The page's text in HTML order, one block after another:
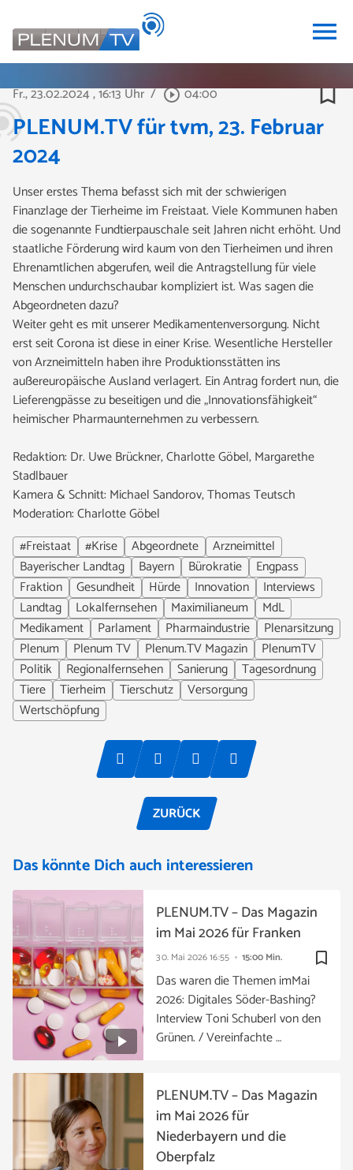
menu
Fr., 23.02.2024, 16:13 Uhr / play_circle_outline04:00 bookmark_border
PLENUM.TV für tvm, 23. Februar
2024
Unser erstes Thema befasst sich mit der schwierigen
Finanzlage der Tierheime im Freistaat. Viele Kommunen haben
die sogenannte Fundtierpauschale seit Jahren nicht erhöht. Und
staatliche Förderung wird kaum von den Tierheimen und ihren
Ehrenamtlichen abgerufen, weil die Antragstellung für viele
Menschen undurchschaubar kompliziert ist. Was sagen die
Abgeordneten dazu?
Weiter geht es mit unserer Medikamentenversorgung. Nicht
erst seit Corona ist diese in einer Krise. Wesentliche Hersteller
von Arzneimitteln haben ihre Produktionsstätten ins
außereuropäische Ausland verlagert. Ein Antrag fordert nun, die
Lieferengpässe zu beseitigen und die „Innovationsfähigkeit“
heimischer Pharmaunternehmen zu verbessern.
Redaktion: Dr. Uwe Brückner, Charlotte Göbel, Margarethe
Stadlbauer
Kamera & Schnitt: Michael Sandorov, Thomas Teutsch
Moderation: Charlotte Göbel
#Freistaat
#Krise Abgeordnete
Arzneimittel
Bayerischer Landtag
Bayern Bürokratie
Engpass
Fraktion
Gesundheit Hürde Innovation
Interviews
Landtag
Lokalfernsehen Maximilianeum
MdL
Medikament
Parlament Pharmaindustrie
Plenarsitzung
Plenum
Plenum TV Plenum.TV Magazin
PlenumTV
Politik
Regionalfernsehen Sanierung
Tagesordnung
Tiere
Tierheim Tierschutz
Versorgung
Wertschöpfung
ZURÜCK
Das könnte Dich auch interessieren
bookmark_border
30. Mai 202616:55 15:00 Min.
PLENUM.TV – Das Magazin
im Mai 2026 für Franken
Das waren die Themen imMai
2026: Digitales Söder-Bashing?
Interview Toni Schuberl von den
Grünen. / Vereinfachte …
PLENUM.TV – Das Magazin
im Mai 2026 für
Niederbayern und die
Oberpfalz